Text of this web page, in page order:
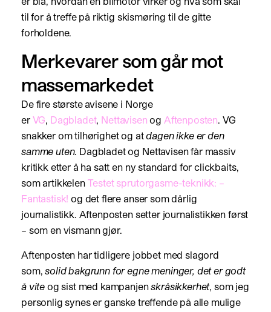
til for å treffe på riktig skismøring til de gitte
forholdene.
Merkevarer som går mot
massemarkedet
De fire største avisene i Norge
er VG, Dagbladet, Nettavisen og Aftenposten. VG
snakker om tilhørighet og atdagen ikke er den
samme uten. Dagbladet og Nettavisen får massiv
kritikk etter å ha satt en ny standard for clickbaits,
som artikkelen Testet sprutorgasme-teknikk: –
Fantastisk! og det flere anser som dårlig
journalistikk. Aftenposten setter journalistikken først
– som en vismann gjør.
Aftenposten har tidligere jobbet med slagord
som,solid bakgrunn for egne meninger, det er godt
å vite og sist med kampanjenskråsikkerhet, som jeg
personlig synes er ganske treffende på alle mulige